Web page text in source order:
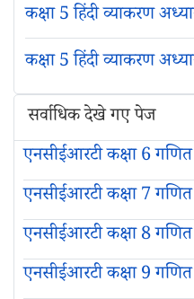
कक्षा 5 हिंदी व्याकरण
कक्षा 5 हिंदी व्याकरण
सर्वाधिक देखे गए पेज
एनसीईआरटी कक्षा 6
एनसीईआरटी कक्षा 7
एनसीईआरटी कक्षा 8
एनसीईआरटी कक्षा 9